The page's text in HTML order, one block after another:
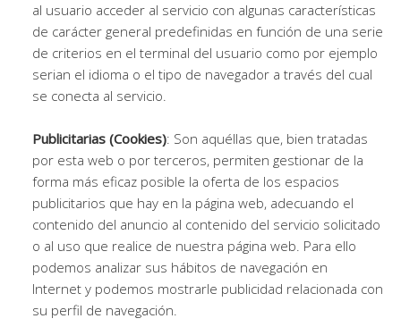
al usuario acceder al servicio con algunas características
de carácter general predefinidas en función de una serie
de criterios en el terminal del usuario como por ejemplo
serian el idioma o el tipo de navegador a través del cual
se conecta al servicio.
Publicitarias (Cookies): Son aquéllas que, bien tratadas
por esta web o por terceros, permiten gestionar de la
forma más eficaz posible la oferta de los espacios
publicitarios que hay en la página web, adecuando el
contenido del anuncio al contenido del servicio solicitado
o al uso que realice de nuestra página web. Para ello
podemos analizar sus hábitos de navegación en
Internet y podemos mostrarle publicidad relacionada con
su perfil de navegación.